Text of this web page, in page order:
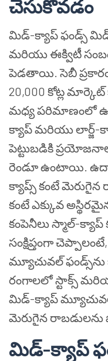
చేసుకోవడం
మిడ్-క్యాప్ ఫండ్స్
మరియు ఈక్విటీ
పెడతాయి. సెబీ ప్రకారం,
20,000 కోట్ల
మధ్య పరిమాణంలో
క్యాప్ మరియు లార్జ్-
పెట్టుబడికి
రెండూ ఉంటాయి.
క్యాప్స్ కంటే
కంటే ఎక్కువ
కంపెనీలు స్మాల్-క్యాప్
సంక్షిప్తంగా
మ్యూచువల్ ఫండ్స్‌ను
రంగాలలో స్టాక్స్
మిడ్-క్యాప్
మెరుగైన రాబడులను
మిడ్-క్యాప్